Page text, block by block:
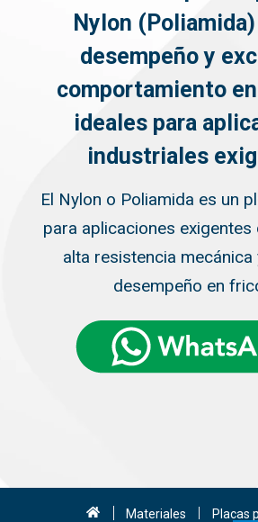
Nylon
desempeño y
comportamiento
ideales para
industriales
El Nylon o Poliamida es un
para aplicaciones exigentes
alta resistencia mecánica
desempeño en
Materiales
Placas